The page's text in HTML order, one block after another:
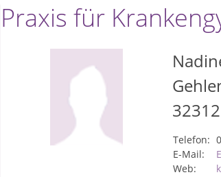
Praxis für
32312
Telefon:
E-Mail:
Web: